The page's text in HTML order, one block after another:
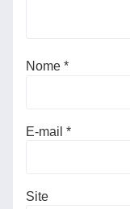
Nome *
E-mail *
Site